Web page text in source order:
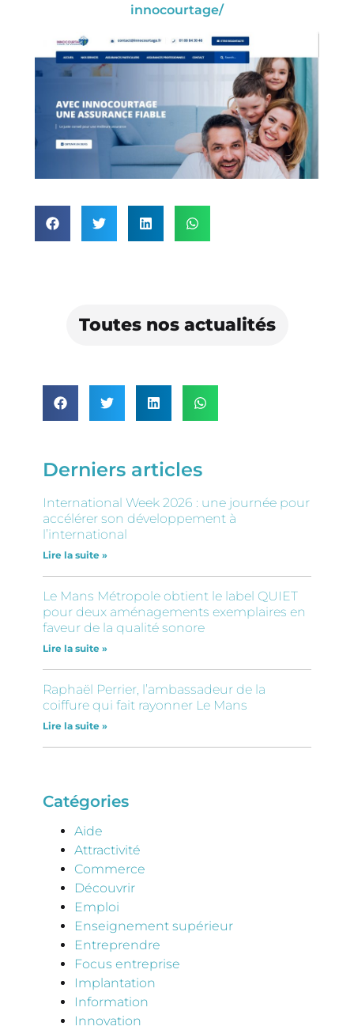
innocourtage/
Toutes nos actualités
Derniers articles
International Week 2026 : une journée pour
accélérer son développement à
l’international
Lire la suite »
Le Mans Métropole obtient le label QUIET
pour deux aménagements exemplaires en
faveur de la qualité sonore
Lire la suite »
Raphaël Perrier, l’ambassadeur de la
coiffure qui fait rayonner Le Mans
Lire la suite »
Catégories
Aide
Attractivité
Commerce
Découvrir
Emploi
Enseignement supérieur
Entreprendre
Focus entreprise
Implantation
Information
Innovation